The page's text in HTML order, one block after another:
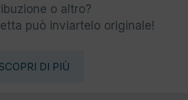
o altro?
può inviartelo originale!
DI PIÙ